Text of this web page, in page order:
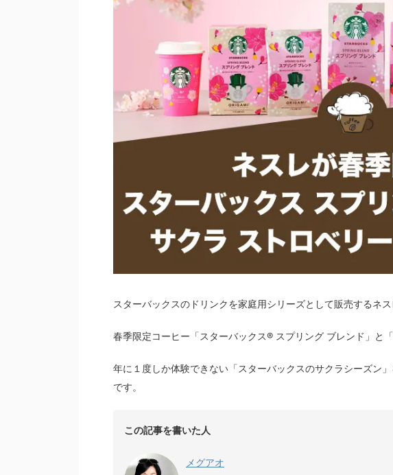
スターバックスのドリンクを家庭用シリーズとして販売するネス
春季限定コーヒー「スターバックス® スプリング ブレンド」と
年に１度しか体験できない「スターバックスのサクラシーズン
です。
この記事を書いた人
メグアオ